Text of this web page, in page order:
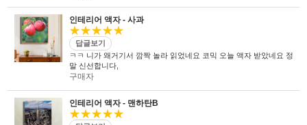
인테리어 액자 - 사과
★★★★★
답글보기
ㅋㅋ 니가 왜거기서 깜짝 놀라 읽었네요 코믹 오늘 액자 받았네요 정
말 신선합니다,
구매자
인테리어 액자 - 맨하탄B
★★★★★